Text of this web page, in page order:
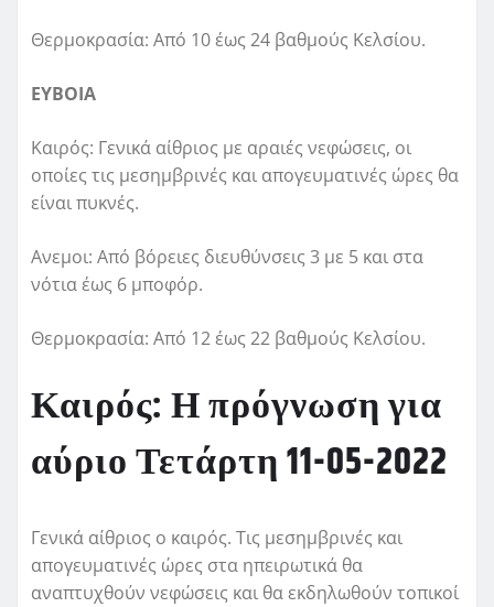
Θερμοκρασία: Από 10 έως 24 βαθμούς Κελσίου.
ΕΥΒΟΙΑ
Καιρός: Γενικά αίθριος με αραιές νεφώσεις, οι
οποίες τις μεσημβρινές και απογευματινές ώρες θα
είναι πυκνές.
Ανεμοι: Από βόρειες διευθύνσεις 3 με 5 και στα
νότια έως 6 μποφόρ.
Θερμοκρασία: Από 12 έως 22 βαθμούς Κελσίου.
Καιρός: Η πρόγνωση για
αύριο Τετάρτη 11-05-2022
Γενικά αίθριος ο καιρός. Τις μεσημβρινές και
απογευματινές ώρες στα ηπειρωτικά θα
αναπτυχθούν νεφώσεις και θα εκδηλωθούν τοπικοί